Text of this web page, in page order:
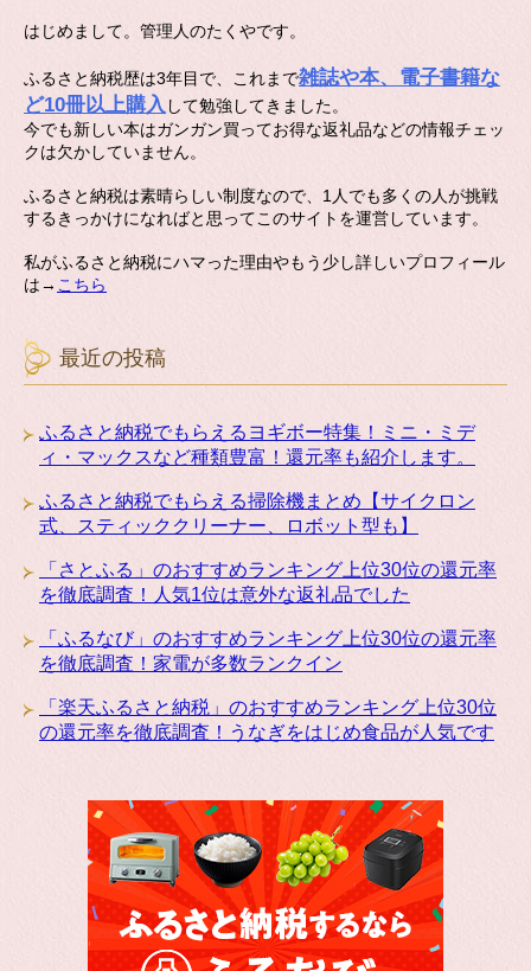
はじめまして。管理人のたくやです。
ふるさと納税歴は3年目で、これまで雑誌や本、電子書籍な
ど10冊以上購入 して勉強してきました。
今でも新しい本はガンガン買ってお得な返礼品などの情報チェッ
クは欠かしていません。
ふるさと納税は素晴らしい制度なので、1人でも多くの人が挑戦
するきっかけになればと思ってこのサイトを運営しています。
私がふるさと納税にハマった理由やもう少し詳しいプロフィール
は→ こちら
最近の投稿
ふるさと納税でもらえるヨギボー特集！ミニ・ミデ
ィ・マックスなど種類豊富！還元率も紹介します。
ふるさと納税でもらえる掃除機まとめ【サイクロン
式、スティッククリーナー、ロボット型も】
「さとふる」のおすすめランキング上位30位の還元率
を徹底調査！人気1位は意外な返礼品でした
「ふるなび」のおすすめランキング上位30位の還元率
を徹底調査！家電が多数ランクイン
「楽天ふるさと納税」のおすすめランキング上位30位
の還元率を徹底調査！うなぎをはじめ食品が人気です